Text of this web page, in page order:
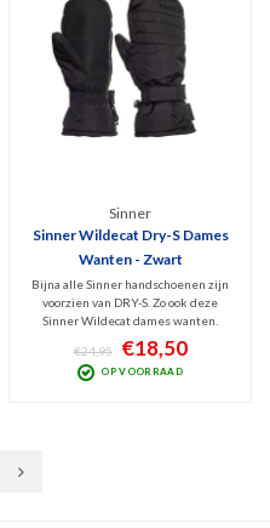
Sinner
Sinner Wildecat Dry-S Dames
Wanten - Zwart
Bijna alle Sinner handschoenen zijn
voorzien van DRY-S. Zo ook deze
Sinner Wildecat dames wanten.
Deze technologie zorgt ervoor dat ze
goed waterdicht en winddicht zijn
maar toch ademend. Lekker warm,
€24,95 €18,50
OP VOORRAAD